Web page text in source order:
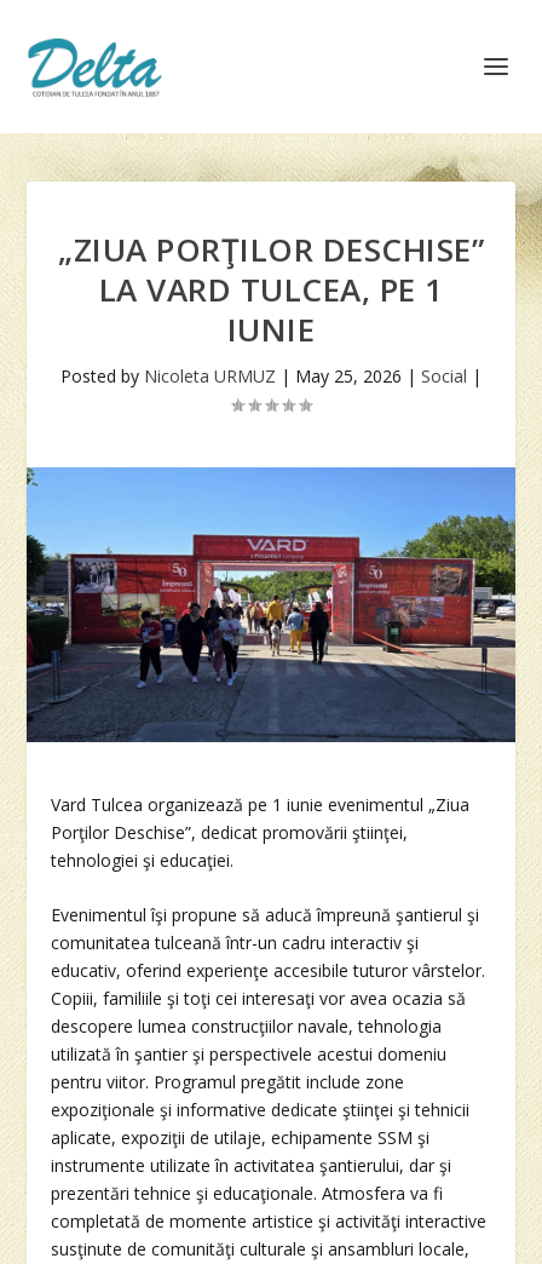
„ZIUA PORŢILOR DESCHISE”
LA VARD TULCEA, PE 1
IUNIE
Posted by Nicoleta URMUZ | May 25, 2026 | Social |
Vard Tulcea organizează pe 1 iunie evenimentul „Ziua
Porţilor Deschise”, dedicat promovării ştiinţei,
tehnologiei şi educaţiei.
Evenimentul îşi propune să aducă împreună şantierul şi
comunitatea tulceană într-un cadru interactiv şi
educativ, oferind experienţe accesibile tuturor vârstelor.
Copiii, familiile şi toţi cei interesaţi vor avea ocazia să
descopere lumea construcţiilor navale, tehnologia
utilizată în şantier şi perspectivele acestui domeniu
pentru viitor. Programul pregătit include zone
expoziţionale şi informative dedicate ştiinţei şi tehnicii
aplicate, expoziţii de utilaje, echipamente SSM şi
instrumente utilizate în activitatea şantierului, dar şi
prezentări tehnice şi educaţionale. Atmosfera va fi
completată de momente artistice şi activităţi interactive
susţinute de comunităţi culturale şi ansambluri locale,